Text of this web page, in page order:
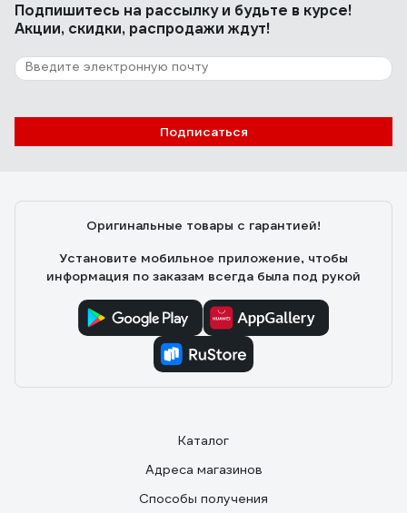
Подпишитесь на рассылкуи будьте в курсе!
Акции, скидки, распродажи ждут!
Подписаться
Оригинальные товары с гарантией!
Установите мобильное приложение, чтобы
информация по заказам всегда была под рукой
Каталог
Адреса магазинов
Способы получения